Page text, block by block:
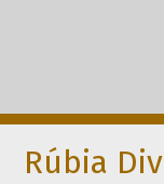
Rúbia